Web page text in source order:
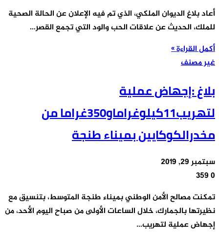
أعاد بلاغ الديوان الملكي، الذي تم فيه الإعلان عن الحالة الصحية
للملك، الحديث عن علاقات الحب والود التي تجمع القصر…
أكمل القراءة »
غير مصنف
بلاغ :إجهاض عملية
لتهريب11كيلوغراماو350غراما من
مخدرالكوكايين بميناء طنجة
سبتمبر 29, 2019
0
تمكنت مصالح الأمن الوطني بميناء طنجة المتوسط، بتنسيق مع
نظيرتها بالجمارك، خلال الساعات الأولى من صباح اليوم الأحد، من
إجهاض عملية لتهريب…